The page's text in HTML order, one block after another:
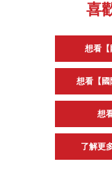
喜
想看【
想看【國
想
了解更